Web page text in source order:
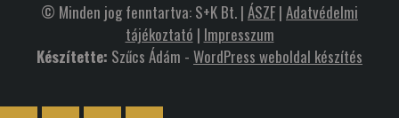
© Minden jog fenntartva: S+K Bt. | ÁSZF| Adatvédelmi
tájékoztató | Impresszum
Készítette: Szűcs Ádám - WordPress weboldal készítés